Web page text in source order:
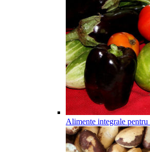
Alimente integrale pentru